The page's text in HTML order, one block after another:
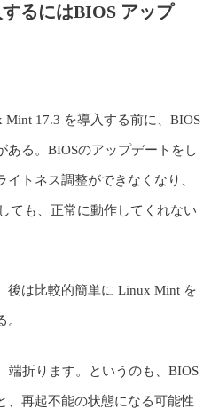
るにはBIOS アップ
Mint 17.3 を導入する前に、BIOS
ある。BIOSのアップデートをし
トネス調整ができなくなり、
ても、正常に動作してくれない
後は比較的簡単に Linux Mint を
端折ります。というのも、BIOS
、再起不能の状態になる可能性